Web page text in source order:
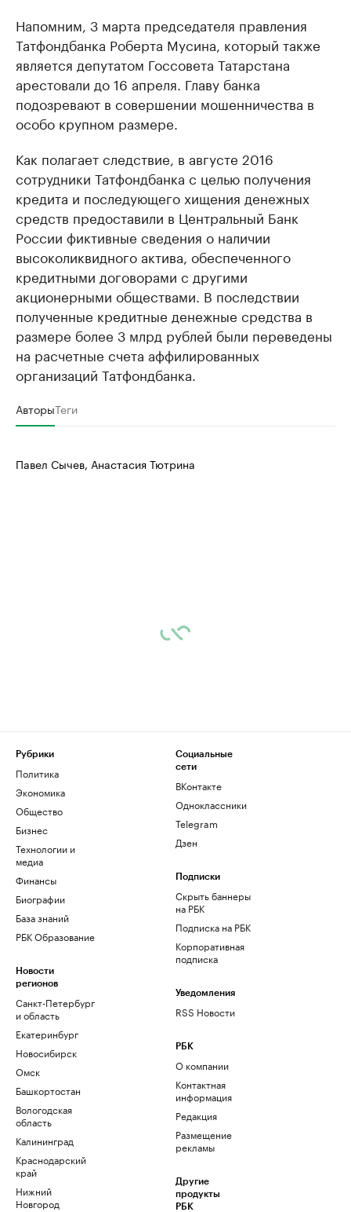
Напомним, 3 марта председателя правления
Татфондбанка Роберта Мусина, который также
является депутатом Госсовета Татарстана
арестовали до 16 апреля. Главу банка
подозревают в совершении мошенничества в
особо крупном размере.
Как полагает следствие, в августе 2016
сотрудники Татфондбанка с целью получения
кредита и последующего хищения денежных
средств предоставили в Центральный Банк
России фиктивные сведения о наличии
высоколиквидного актива, обеспеченного
кредитными договорами с другими
акционерными обществами. В последствии
полученные кредитные денежные средства в
размере более 3 млрд рублей были переведены
на расчетные счета аффилированных
организаций Татфондбанка.
АвторыТеги
Павел Сычев, Анастасия Тютрина
Рубрики
Политика
Экономика
Общество
Бизнес
Технологии и
медиа
Финансы
Биографии
База знаний
РБК Образование
Новости
регионов
Санкт-Петербург
и область
Екатеринбург
Новосибирск
Омск
Башкортостан
Вологодская
область
Калининград
Краснодарский
край
Нижний
Новгород
Социальные
сети
ВКонтакте
Одноклассники
Telegram
Дзен
Подписки
Скрыть баннеры
на РБК
Подписка на РБК
Корпоративная
подписка
Уведомления
RSS Новости
РБК
О компании
Контактная
информация
Редакция
Размещение
рекламы
Другие
продукты
РБК